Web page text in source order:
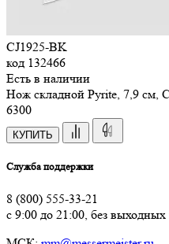
CJ1925-BK
код 132466
Есть в наличии
Нож складной Pyrite, 7,9 см,
6300
КУПИТЬ
Служба поддержки
8 (800) 555-33-21
с 9:00 до 21:00, без